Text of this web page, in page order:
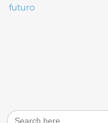
futuro
Search